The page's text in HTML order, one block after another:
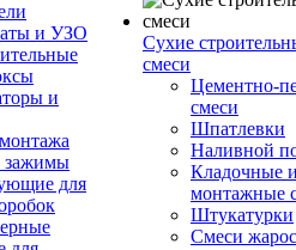
и УЗО
и
для
Сухие
смеси
Цементно-
смеси
Шпатлевки
Наливной
Кладочные
монтажные
Штукатурки
Смеси